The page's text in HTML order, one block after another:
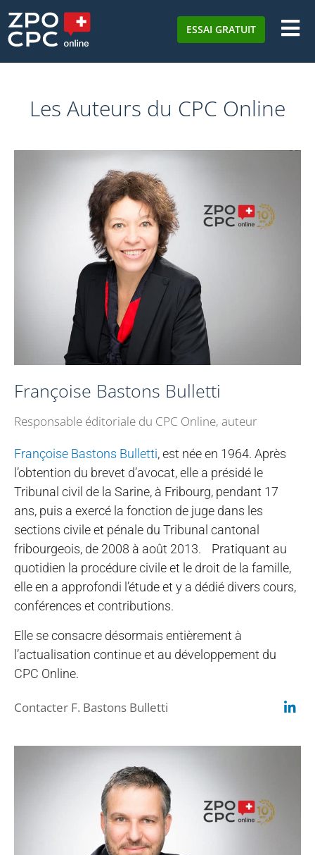
ESSAI GRATUIT
Les Auteurs du CPC Online
Françoise Bastons Bulletti
Responsable éditoriale du CPC Online, auteur
Françoise Bastons Bulletti, est née en 1964. Après
l’obtention du brevet d’avocat, elle a présidé le
Tribunal civil de la Sarine, à Fribourg, pendant 17
ans, puis a exercé la fonction de juge dans les
sections civile et pénale du Tribunal cantonal
fribourgeois, de 2008 à août 2013. Pratiquant au
quotidien la procédure civile et le droit de la famille,
elle en a approfondi l’étude et y a dédié divers cours,
conférences et contributions.
Elle se consacre désormais entièrement à
l’actualisation continue et au développement du
CPC Online.
Contacter F. Bastons Bulletti